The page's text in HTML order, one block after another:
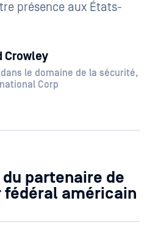
présence aux États-
Crowley
le domaine de la sécurité,
Corp
partenaire de
américain